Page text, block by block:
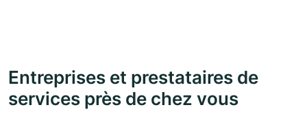
Entreprises et prestataires de
services près de chez vous